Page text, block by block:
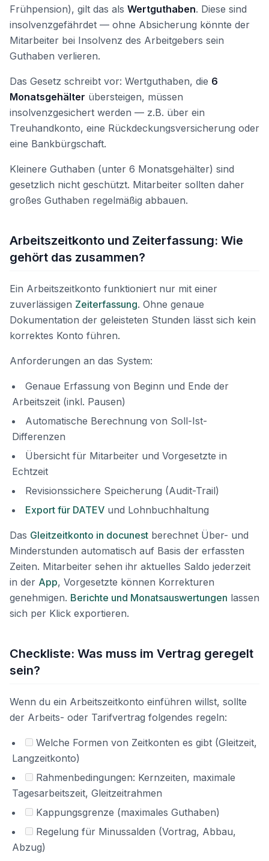
Frühpension), gilt das als Wertguthaben. Diese sind
insolvenzgefährdet — ohne Absicherung könnte der
Mitarbeiter bei Insolvenz des Arbeitgebers sein
Guthaben verlieren.
Das Gesetz schreibt vor: Wertguthaben, die 6
Monatsgehälter übersteigen, müssen
insolvenzgesichert werden — z.B. über ein
Treuhandkonto, eine Rückdeckungsversicherung oder
eine Bankbürgschaft.
Kleinere Guthaben (unter 6 Monatsgehälter) sind
gesetzlich nicht geschützt. Mitarbeiter sollten daher
großes Guthaben regelmäßig abbauen.
Arbeitszeitkonto und Zeiterfassung: Wie
gehört das zusammen?
Ein Arbeitszeitkonto funktioniert nur mit einer
zuverlässigen Zeiterfassung. Ohne genaue
Dokumentation der geleisteten Stunden lässt sich kein
korrektes Konto führen.
Anforderungen an das System:
Genaue Erfassung von Beginn und Ende der
Arbeitszeit (inkl. Pausen)
Automatische Berechnung von Soll-Ist-
Differenzen
Übersicht für Mitarbeiter und Vorgesetzte in
Echtzeit
Revisionssichere Speicherung (Audit-Trail)
Export für DATEV und Lohnbuchhaltung
Das Gleitzeitkonto in docunest berechnet Über- und
Minderstunden automatisch auf Basis der erfassten
Zeiten. Mitarbeiter sehen ihr aktuelles Saldo jederzeit
in der App, Vorgesetzte können Korrekturen
genehmigen. Berichte und Monatsauswertungen lassen
sich per Klick exportieren.
Checkliste: Was muss im Vertrag geregelt
sein?
Wenn du ein Arbeitszeitkonto einführen willst, sollte
der Arbeits- oder Tarifvertrag folgendes regeln:
Welche Formen von Zeitkonten es gibt (Gleitzeit,
Langzeitkonto)
Rahmenbedingungen: Kernzeiten, maximale
Tagesarbeitszeit, Gleitzeitrahmen
Kappungsgrenze (maximales Guthaben)
Regelung für Minussalden (Vortrag, Abbau,
Abzug)